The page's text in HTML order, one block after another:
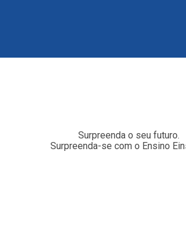
Surpreenda o seu futuro.
Surpreenda-se com o Ensino